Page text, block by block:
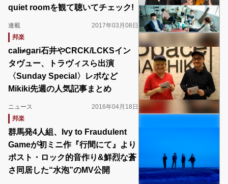
quiet roomを観て聴いてチェック!
連載
2017年03月08日
邦楽
cali≠gari石井やCRCK/LCKSイン
タヴュー、トラヴィスら出演
〈Sunday Special〉レポなど
Mikiki先週の人気記事まとめ
ニュース
2016年04月18日
邦楽
群馬発4人組、Ivy to Fraudulent
Gameが初ミニ作『行間にて』より
ポスト・ロック的音作り&鮮烈な蒼
さ同居した“水泡”のMV公開